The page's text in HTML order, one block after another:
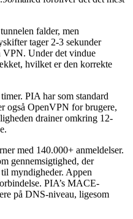
falder, men
tager 2-3 sekunder
Under det vindue
hvilket er den korrekte
PIA har som standard
også OpenVPN for brugere,
drainer omkring 12-
med 140.000+ anmeldelser.
gennemsigtighed, der
myndigheder. Appen
PIA’s MACE-
på DNS-niveau, ligesom